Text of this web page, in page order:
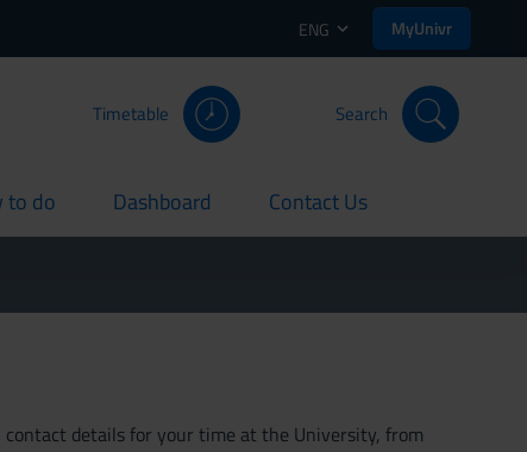
ENG MyUnivr
Timetable Search
to do Dashboard
current Contact Us
current
details for your time at the University, from